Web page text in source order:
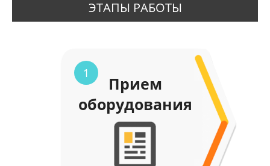
ЭТАПЫ РАБОТЫ
1
Прием
оборудования